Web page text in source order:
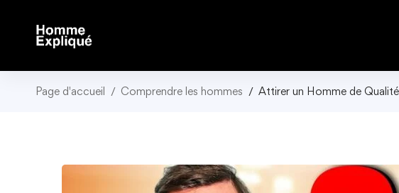
Page d'accueil Comprendre les hommes Attirer un Homme de